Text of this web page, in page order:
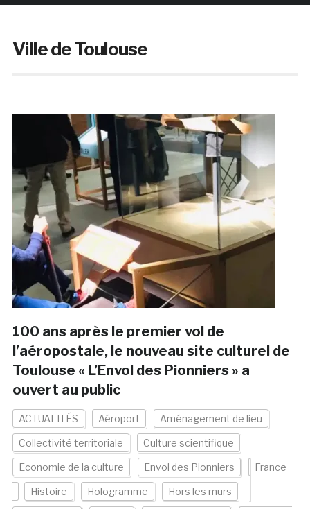
Ville de Toulouse
100 ans après le premier vol de
l’aéropostale, le nouveau site culturel de
Toulouse « L’Envol des Pionniers » a
ouvert au public
ACTUALITÉS Aéroport Aménagement de lieu
Collectivité territoriale Culture scientifique
Economie de la culture Envol des Pionniers France
Histoire Hologramme Hors les murs